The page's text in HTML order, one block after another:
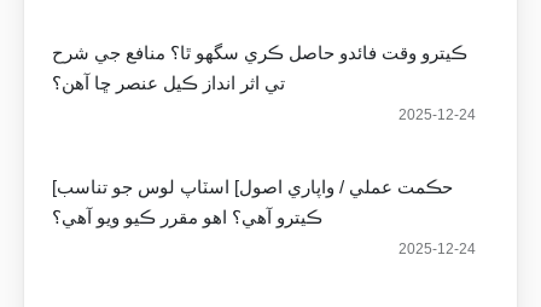
ڪيترو وقت فائدو حاصل ڪري سگهو ٿا؟ منافع جي شرح
تي اثر انداز ڪيل عنصر ڇا آهن؟
2025-12-24
[حڪمت عملي / واپاري اصول] اسٽاپ لوس جو تناسب
ڪيترو آهي؟ اهو مقرر ڪيو ويو آهي؟
2025-12-24